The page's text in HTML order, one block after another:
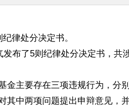
律处分决定书。
布了5则纪律处分决定书，
金主要存在三项违规行为，分
其中两项问题提出申辩意见，